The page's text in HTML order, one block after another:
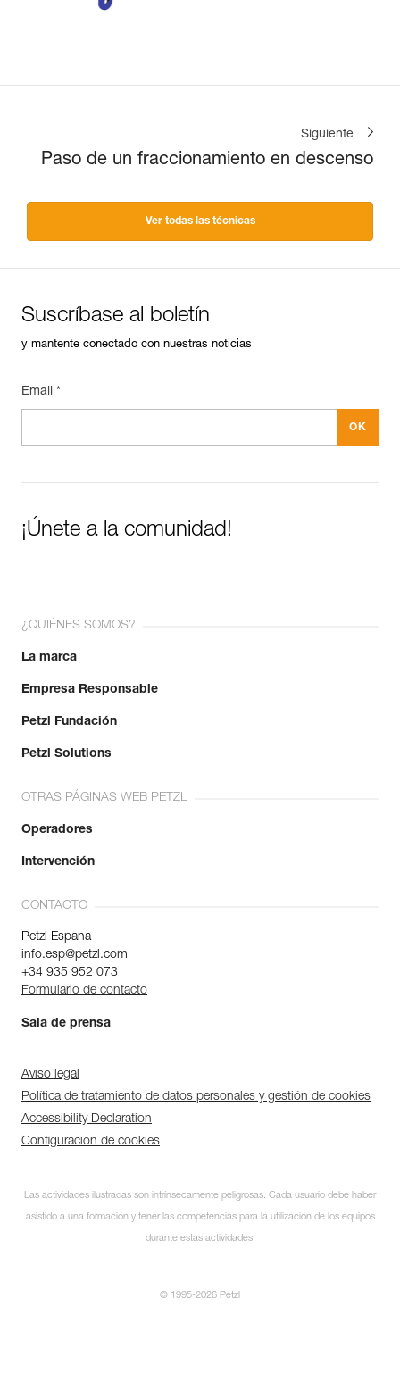
Siguiente
Paso de un fraccionamiento en descenso
Ver todas las técnicas
Suscríbase al boletín
y mantente conectado con nuestras noticias
Email *
¡Únete a la comunidad!
¿QUIÉNES SOMOS?
La marca
Empresa Responsable
Petzl Fundación
Petzl Solutions
OTRAS PÁGINAS WEB PETZL
Operadores
Intervención
CONTACTO
Petzl Espana
info.esp@petzl.com
+34 935 952 073
Formulario de contacto
Sala de prensa
Aviso legal
Política de tratamiento de datos personales y gestión de cookies
Accessibility Declaration
Configuración de cookies
Las actividades ilustradas son intrínsecamente peligrosas. Cada usuario debe haber
asistido a una formación y tener las competencias para la utilización de los equipos
durante estas actividades.
© 1995-2026 Petzl